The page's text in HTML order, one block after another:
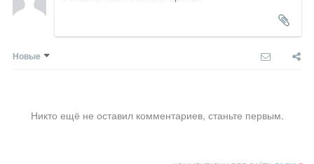
Новые
Никто ещё не оставил комментариев, станьте первым.